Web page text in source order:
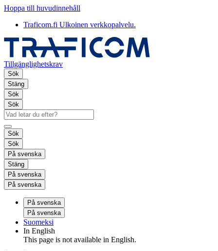
Hoppa till huvudinnehåll
Traficom.fi Ulkoinen verkkopalvelu.
Tillgänglighetskrav
Sök
Stäng
Sök
Sök
Sök
Sök
På svenska
Stäng
På svenska
På svenska
På svenska
På svenska
Suomeksi
In English
This page is not available in English.